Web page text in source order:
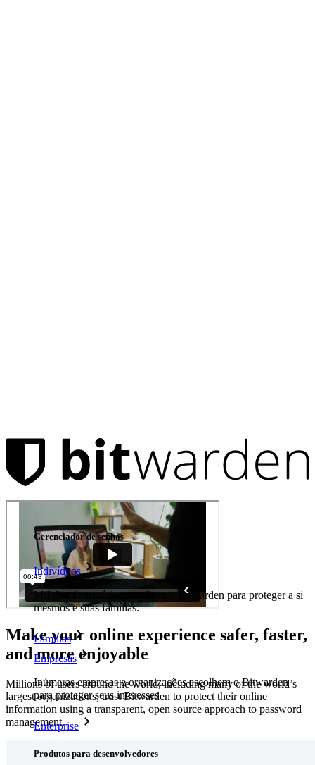
Gerenciador de senhas
Indivíduos
Milhões de usuários escolhem o Bitwarden para proteger a si
mesmos e suas famílias.
Famílias
Empresas
Inúmeras empresas e organizações escolhem o Bitwarden
para proteger seus interesses.
Enterprise
Produtos para desenvolvedores
Make your online experience safer, faster,
and more enjoyable
Millions of users around the world, including many of the world’s
largest organizations, trust Bitwarden to protect their online
information using a transparent, open source approach to password
management.